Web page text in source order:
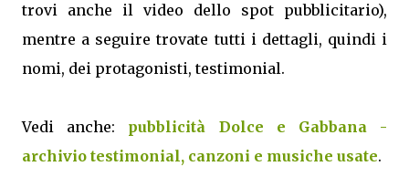
trovi anche il video dello spot pubblicitario),
mentre a seguire trovate tutti i dettagli, quindi i
nomi, dei protagonisti, testimonial.
Vedi anche: pubblicità Dolce e Gabbana -
archivio testimonial, canzoni e musiche usate.